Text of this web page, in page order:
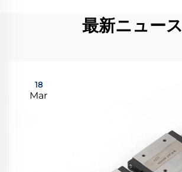
最新ニュース
18
Mar